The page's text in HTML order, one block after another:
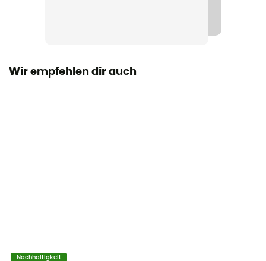
Ja
Wir empfehlen dir auch
Nachhaltigkeit